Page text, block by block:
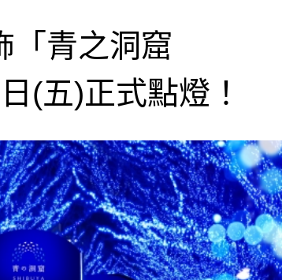
「青之洞窟
(五)正式點燈！